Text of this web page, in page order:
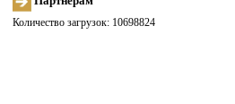
Количество загрузок: 10698824